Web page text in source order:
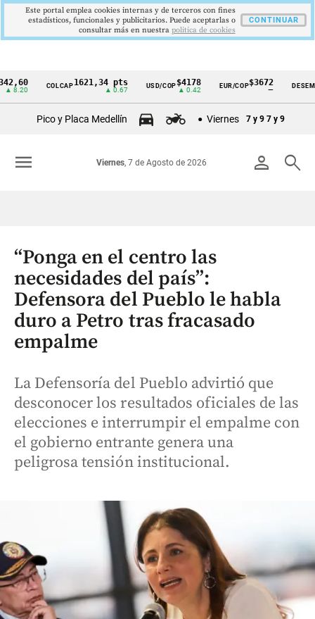
Cintillo
Colombia
COLCAP1621,34 pts USD/COP$4178
▲ 0.42
EUR/COP$3672
—
DESEMPLEO
Pico y Placa Medellín Viernes 7 y 9 7 y 9
person search
Viernes, 7 de Agosto de 2026
menu
“Ponga en el centro las
necesidades del país”:
Defensora del Pueblo le habla
duro a Petro tras fracasado
empalme
La Defensoría del Pueblo advirtió que
desconocer los resultados oficiales de las
elecciones e interrumpir el empalme con
el gobierno entrante genera una
peligrosa tensión institucional.
Este portal emplea cookies internas y de terceros con fines
estadísticos, funcionales y publicitarios. Puede aceptarlas o
consultar más en nuestra politica de cookies
CONTINUAR